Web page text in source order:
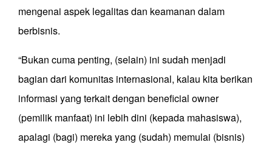
mengenai aspek legalitas dan keamanan dalam
berbisnis.
“Bukan cuma penting, (selain) ini sudah menjadi
bagian dari komunitas internasional, kalau kita berikan
informasi yang terkait dengan beneficial owner
(pemilik manfaat) ini lebih dini (kepada mahasiswa),
apalagi (bagi) mereka yang (sudah) memulai (bisnis)